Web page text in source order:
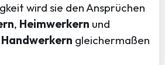
wird sie den Ansprüchen
, Heimwerkern und
gleichermaßen